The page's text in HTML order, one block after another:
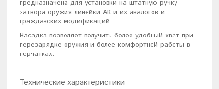
предназначена для установки на штатную ручку
затвора оружия линейки АК и их аналогов и
гражданских модификаций.
Насадка позволяет получить более удобный хват при
перезарядке оружия и более комфортной работы в
перчатках.
Технические характеристики